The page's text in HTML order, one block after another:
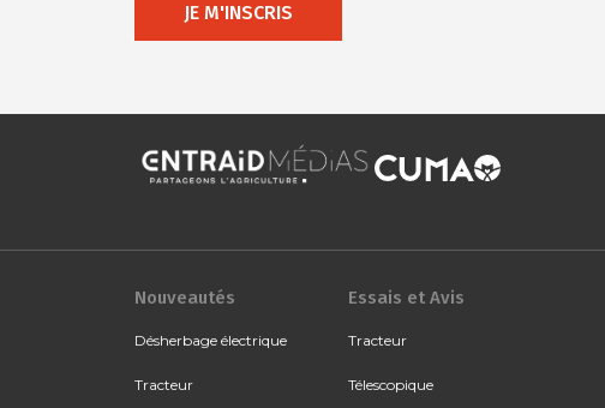
JE M'INSCRIS
Nouveautés
Désherbage électrique
Tracteur
Essais et Avis
Tracteur
Télescopique